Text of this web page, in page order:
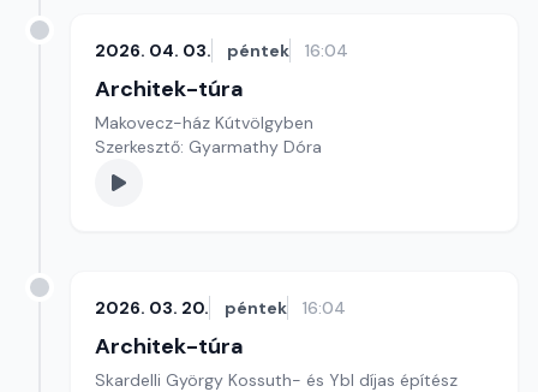
2026. 04. 03. péntek 16:04
Architek-túra
Makovecz-ház Kútvölgyben
Szerkesztő: Gyarmathy Dóra
2026. 03. 20. péntek 16:04
Architek-túra
Skardelli György Kossuth- és Ybl díjas építész